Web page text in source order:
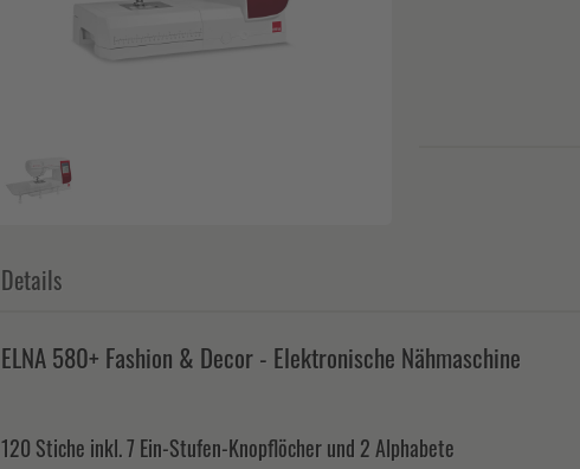
Details
ELNA 580+ Fashion & Decor - Elektronische Nähmaschine
120 Stiche inkl. 7 Ein-Stufen-Knopflöcher und 2 Alphabete